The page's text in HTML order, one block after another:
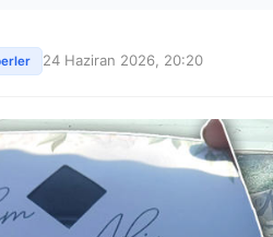
24 Haziran 2026, 20:20